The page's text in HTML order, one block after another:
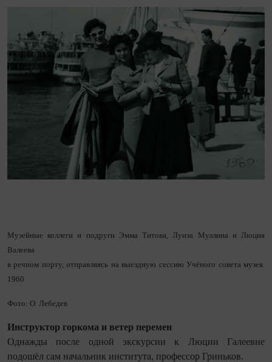
Музейные коллеги и подруги Эмма Титова, Луиза Муллина и Люция
Валеева
в речном порту, отправляясь на выездную сессию Учёного совета музея.
1960
Фото: О. Лебедев
Инструктор горкома и ветер перемен
Однажды после одной экскурсии к Люции Галеевне
подошёл сам начальник института, профессор Гриньков.